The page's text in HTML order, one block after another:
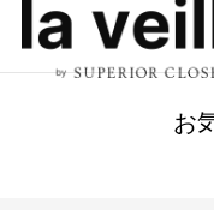
お